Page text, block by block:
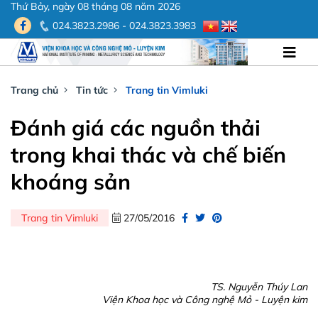
Thứ Bảy, ngày 08 tháng 08 năm 2026
024.3823.2986 - 024.3823.3983
Trang chủ Tin tức Trang tin Vimluki
Đánh giá các nguồn thải
trong khai thác và chế biến
khoáng sản
Trang tin Vimluki 27/05/2016
TS. Nguyễn Thúy Lan
Viện Khoa học và Công nghệ Mỏ - Luyện kim